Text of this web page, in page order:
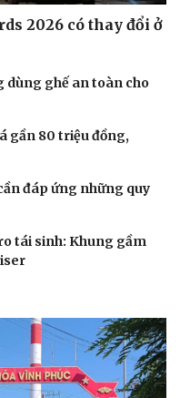
2026 có thay đổi ở
dùng ghế an toàn cho
gần 80 triệu đồng,
đáp ứng những quy
tái sinh: Khung gầm